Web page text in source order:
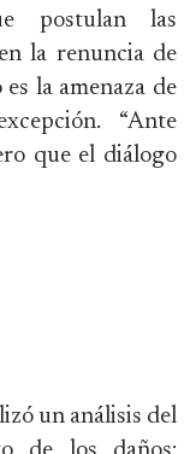
postulan las
la renuncia de
la amenaza de
“Ante
que el diálogo
un análisis del